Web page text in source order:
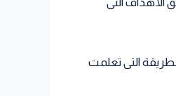
الأهداف التى
التى تعلمت